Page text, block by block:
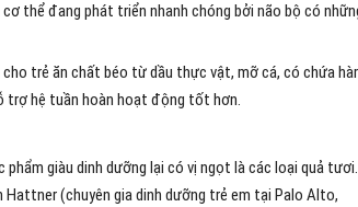
thể đang phát triển nhanh chóng bởi não bộ có
trẻ ăn chất béo từ dầu thực vật, mỡ cá, có chứa
trợ hệ tuần hoàn hoạt động tốt hơn.
giàu dinh dưỡng lại có vị ngọt là các loại quả tươi.
Hattner (chuyên gia dinh dưỡng trẻ em tại Palo Alto,